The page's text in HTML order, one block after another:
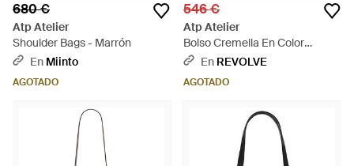
680 €
Atp Atelier
Shoulder Bags - Marrón
En Miinto
AGOTADO
546 €
Atp Atelier
Bolso Cremella En Color
Bronce Talla - Blanco
En REVOLVE
AGOTADO